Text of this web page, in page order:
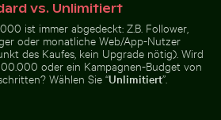
Gewässern von
Nahaufnahme
eines grünen
Kaktus mit
scharfen Dornen
blauen Ozean unter klarem
Majestätischer Pfau mit
vs. Unlimitiert
ist immer abgedeckt: Z.B. Follower,
oder monatliche Web/App-Nutzer
des Kaufes, kein Upgrade nötig). Wird
oder ein Kampagnen-Budget von
Wählen Sie “Unlimitiert”.